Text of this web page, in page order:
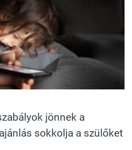
jönnek a
sokkolja a szülőket